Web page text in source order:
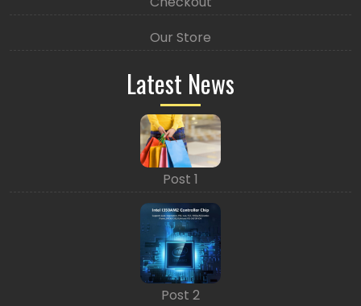
Our Store
Latest News
Post 1
Post 2